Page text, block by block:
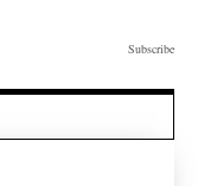
Subscribe